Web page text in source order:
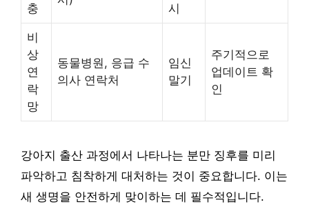
충 시
비
상
연
락
망
동물병원, 응급 수
의사 연락처
임신
말기
주기적으로
업데이트 확
인
강아지 출산 과정에서 나타나는 분만 징후를 미리
파악하고 침착하게 대처하는 것이 중요합니다. 이는
새 생명을 안전하게 맞이하는 데 필수적입니다.